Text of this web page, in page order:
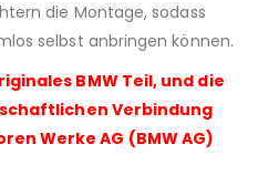
die Montage, sodass
selbst anbringen können.
BMW Teil, und die
Verbindung
Werke AG (BMW AG)